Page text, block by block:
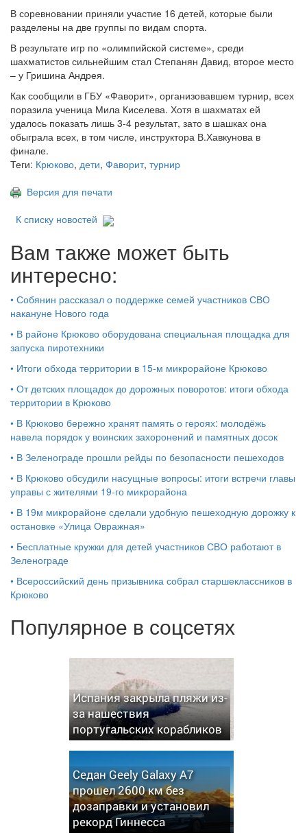
В соревновании приняли участие 16 детей, которые были
разделены на две группы по видам спорта.
В результате игр по «олимпийской системе», среди
шахматистов сильнейшим стал Степанян Давид, второе место
– у Гришина Андрея.
Как сообщили в ГБУ «Фаворит», организовавшем турнир, всех
поразила ученица Мила Киселева. Хотя в шахматах ей
удалось показать лишь 3-4 результат, зато в шашках она
обыграла всех, в том числе, инструктора В.Хавкунова в
финале.
Теги: Крюково, дети, Фаворит, турнир
Версия для печати
К списку новостей
Вам также может быть
интересно:
• Собянин рассказал о поддержке семей участников СВО
накануне Нового года
• В районе Крюково оборудована специальная площадка для
запуска пиротехники
• Итоги обхода территории в 15‑м микрорайоне Крюково
• От детских площадок до дорожных поворотов: итоги обхода
территории в Крюково
• В Крюково бережно хранят память о героях: молодёжь
навела порядок у воинских захоронений и памятных досок
• В Зеленограде прошли рейды по безопасности пешеходов
• В Крюково обсудили насущные вопросы: итоги встречи главы
управы с жителями 19‑го микрорайона
• В 19м микрорайоне сделали удобную пешеходную дорожку к
остановке «Улица Овражная»
• Бесплатные кружки для детей участников СВО работают в
Зеленограде
• Всероссийский день призывника собрал старшеклассников в
Крюково
Популярное в соцсетях
Испания закрыла пляжи из-
за нашествия
португальских корабликов
Седан Geely Galaxy A7
прошел 2600 км без
дозаправки и установил
рекорд Гиннесса